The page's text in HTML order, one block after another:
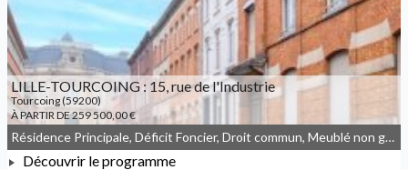
LILLE-TOURCOING : 15, rue de l'Industrie
Tourcoing (59200)
À PARTIR DE 259 500,00 €
Résidence Principale, Déficit Foncier, Droit commun, Meublé non géré
Découvrir le programme